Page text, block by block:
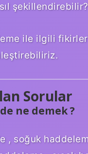
ile ilgili
Sorular
ne demek ?
, soğuk